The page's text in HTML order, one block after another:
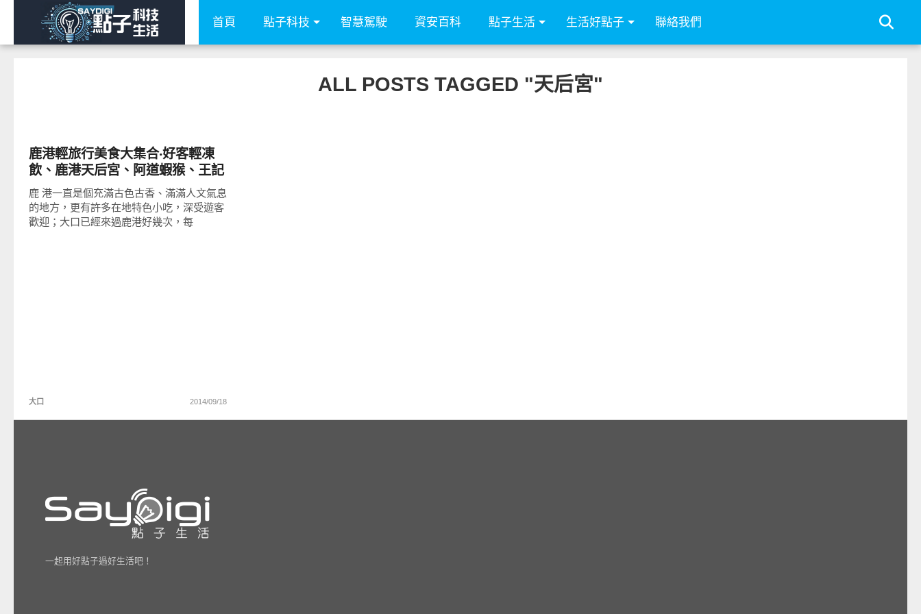
首頁 點子科技 智慧駕駛 資安百科 點子生活 生活好點子 聯絡我們
ALL POSTS TAGGED "天后宮"
鹿港輕旅行美食大集合‧好客輕凍
飲、鹿港天后宮、阿道蝦猴、王記
芋丸、牛舌餅、九曲巷、怡古齋麵
茶冰、半邊井、老龍師肉包
鹿 港一直是個充滿古色古香、滿滿人文氣息
的地方，更有許多在地特色小吃，深受遊客
歡迎；大口已經來過鹿港好幾次，每
大口 2014/09/18
一起用好點子過好生活吧！